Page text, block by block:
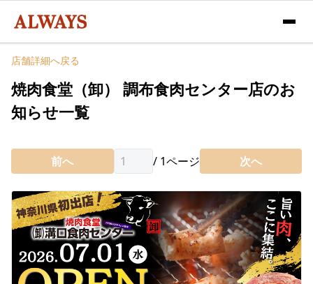
店舗詳細へ戻る
焼肉食堂（卸） 調布食肉センター店のお
知らせ一覧
前へ / 1ページ 次へ